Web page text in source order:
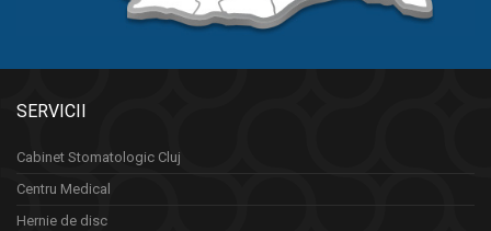
SERVICII
Cabinet Stomatologic Cluj
Centru Medical
Hernie de disc